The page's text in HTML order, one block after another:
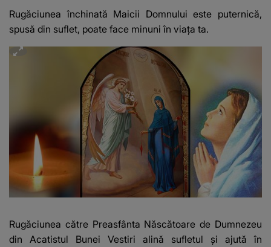
Rugăciunea închinată Maicii Domnului este puternică,
spusă din suflet, poate face minuni în viața ta.
Rugăciunea către Preasfânta Născătoare de Dumnezeu
din Acatistul Bunei Vestiri alină sufletul și ajută în